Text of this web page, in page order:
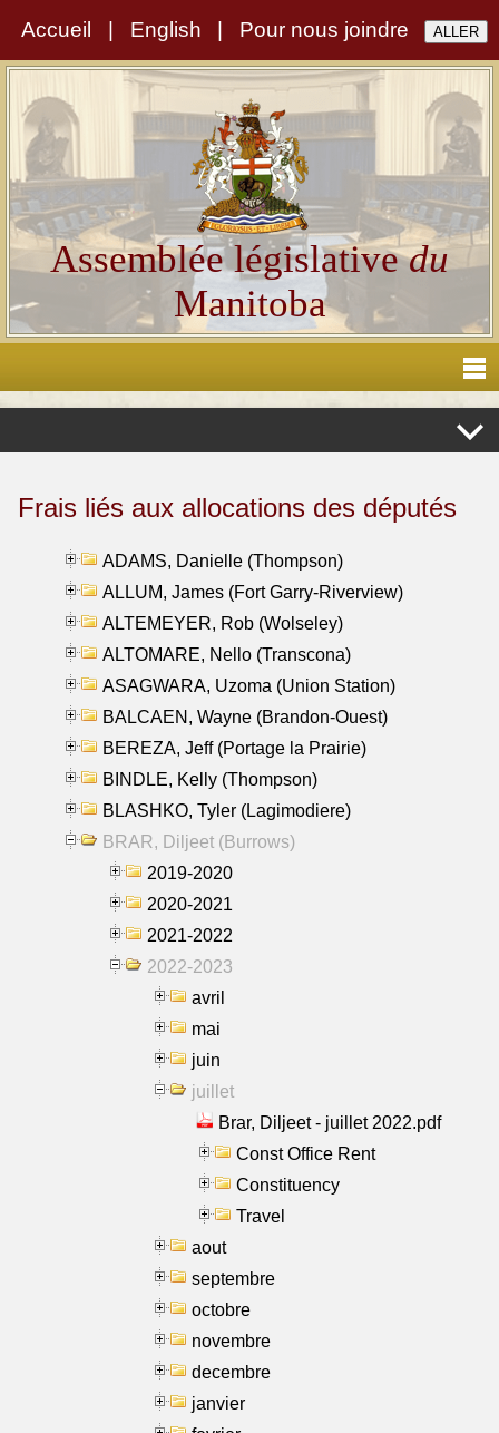
Accueil English Pour nous joindre
Assemblée législativedu
Manitoba
Frais liés aux allocations des députés
ADAMS, Danielle (Thompson)
ALLUM, James (Fort Garry-Riverview)
ALTEMEYER, Rob (Wolseley)
ALTOMARE, Nello (Transcona)
ASAGWARA, Uzoma (Union Station)
BALCAEN, Wayne (Brandon-Ouest)
BEREZA, Jeff (Portage la Prairie)
BINDLE, Kelly (Thompson)
BLASHKO, Tyler (Lagimodiere)
BRAR, Diljeet (Burrows)
2019-2020
2020-2021
2021-2022
2022-2023
avril
mai
juin
juillet
Brar, Diljeet - juillet 2022.pdf
Const Office Rent
Constituency
Travel
aout
septembre
octobre
novembre
decembre
janvier